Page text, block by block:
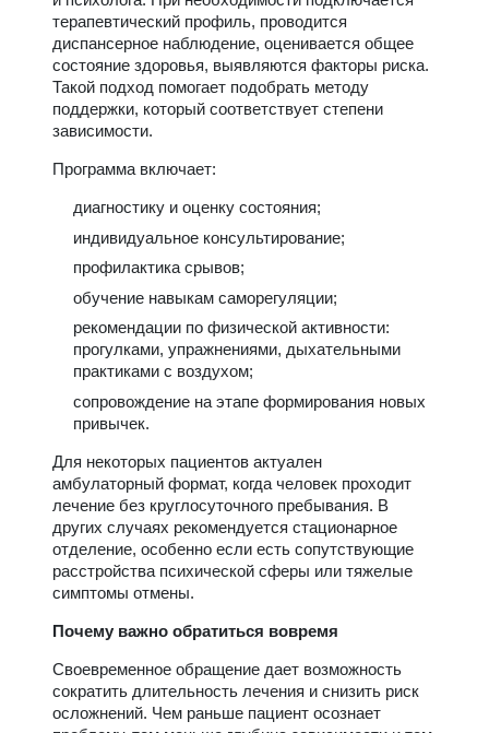
терапевтический профиль, проводится
диспансерное наблюдение, оценивается общее
состояние здоровья, выявляются факторы риска.
Такой подход помогает подобрать методу
поддержки, который соответствует степени
зависимости.
Программа включает:
диагностику и оценку состояния;
индивидуальное консультирование;
профилактика срывов;
обучение навыкам саморегуляции;
рекомендации по физической активности:
прогулками, упражнениями, дыхательными
практиками с воздухом;
сопровождение на этапе формирования новых
привычек.
Для некоторых пациентов актуален
амбулаторный формат, когда человек проходит
лечение без круглосуточного пребывания. В
других случаях рекомендуется стационарное
отделение, особенно если есть сопутствующие
расстройства психической сферы или тяжелые
симптомы отмены.
Почему важно обратиться вовремя
Своевременное обращение дает возможность
сократить длительность лечения и снизить риск
осложнений. Чем раньше пациент осознает